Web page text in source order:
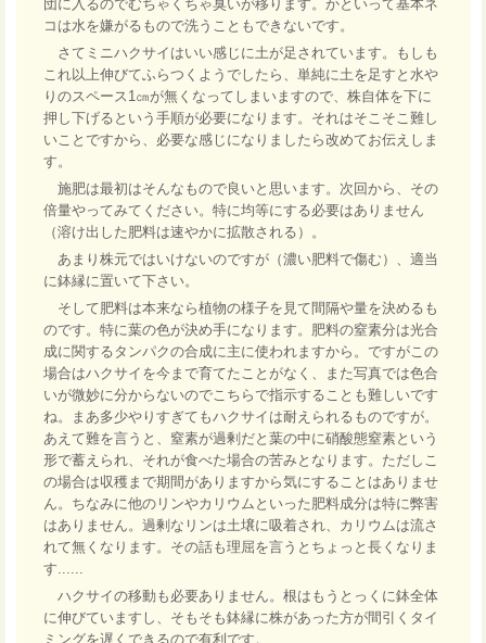
団に入るのでむちゃくちゃ臭いが移ります。かといって基本ネ
コは水を嫌がるもので洗うこともできないです。
さてミニハクサイはいい感じに土が足されています。もしも
これ以上伸びてふらつくようでしたら、単純に土を足すと水や
りのスペース1㎝が無くなってしまいますので、株自体を下に
押し下げるという手順が必要になります。それはそこそこ難し
いことですから、必要な感じになりましたら改めてお伝えしま
す。
施肥は最初はそんなもので良いと思います。次回から、その
倍量やってみてください。特に均等にする必要はありません
（溶け出した肥料は速やかに拡散される）。
あまり株元ではいけないのですが（濃い肥料で傷む）、適当
に鉢縁に置いて下さい。
そして肥料は本来なら植物の様子を見て間隔や量を決めるも
のです。特に葉の色が決め手になります。肥料の窒素分は光合
成に関するタンパクの合成に主に使われますから。ですがこの
場合はハクサイを今まで育てたことがなく、また写真では色合
いが微妙に分からないのでこちらで指示することも難しいです
ね。まあ多少やりすぎてもハクサイは耐えられるものですが。
あえて難を言うと、窒素が過剰だと葉の中に硝酸態窒素という
形で蓄えられ、それが食べた場合の苦みとなります。ただしこ
の場合は収穫まで期間がありますから気にすることはありませ
ん。ちなみに他のリンやカリウムといった肥料成分は特に弊害
はありません。過剰なリンは土壌に吸着され、カリウムは流さ
れて無くなります。その話も理屈を言うとちょっと長くなりま
す......
ハクサイの移動も必要ありません。根はもうとっくに鉢全体
に伸びていますし、そもそも鉢縁に株があった方が間引くタイ
ミングを遅くできるので有利です。